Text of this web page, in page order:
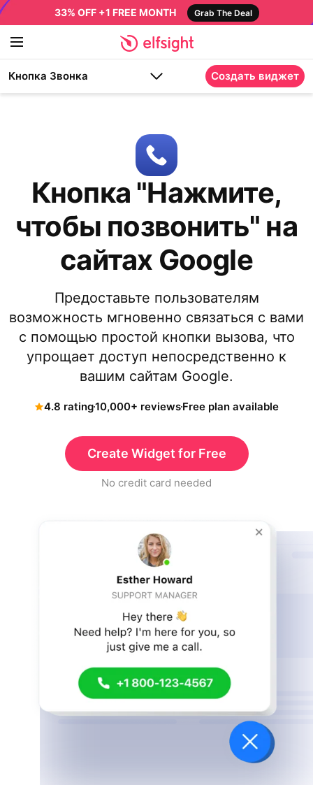
33% OFF +1 FREE MONTH Grab The Deal
Кнопка Звонка Создать виджет
Кнопка "Нажмите,
чтобы позвонить" на
сайтах Google
Предоставьте пользователям
возможность мгновенно связаться с вами
с помощью простой кнопки вызова, что
упрощает доступ непосредственно к
вашим сайтам Google.
4.8 rating10,000+ reviewsFree plan available
Create Widget for Free
No credit card needed